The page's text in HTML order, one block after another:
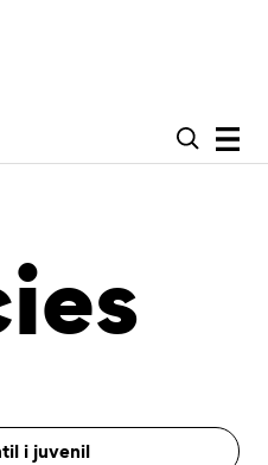
i juvenil